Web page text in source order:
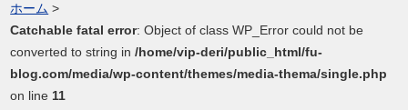
ホーム >
Catchable fatal error: Object of class WP_Error could not be
converted to string in/home/vip-deri/public_html/fu-
blog.com/media/wp-content/themes/media-thema/single.php
on line 11